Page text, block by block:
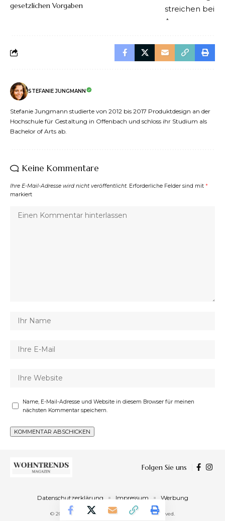
gesetzlichen Vorgaben
STEFANIE JUNGMANN
Stefanie Jungmann studierte von 2012 bis 2017 Produktdesign an der
Hochschule für Gestaltung in Offenbach und schloss ihr Studium als
Bachelor of Arts ab.
Keine Kommentare
Ihre E-Mail-Adresse wird nicht veröffentlicht. Erforderliche Felder sind mit *
markiert
Name, E-Mail-Adresse und Website in diesem Browser für meinen
nächsten Kommentar speichern.
Folgen Sie uns
© 2023 Wohntrends Magazin. All Rights Reserved.
Datenschutzerklärung Impressum Werbung